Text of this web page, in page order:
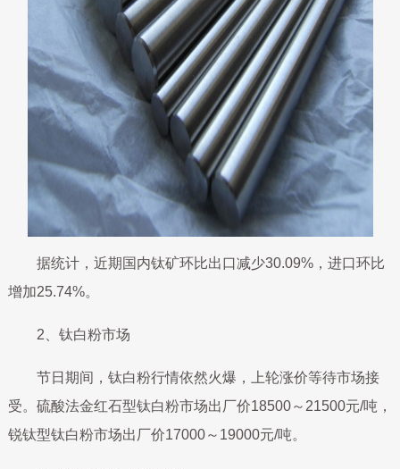
据统计，近期国内钛矿环比出口减少30.09%，进口环比
增加25.74%。
2、钛白粉市场
节日期间，钛白粉行情依然火爆，上轮涨价等待市场接
受。硫酸法金红石型钛白粉市场出厂价18500～21500元/吨，
锐钛型钛白粉市场出厂价17000～19000元/吨。